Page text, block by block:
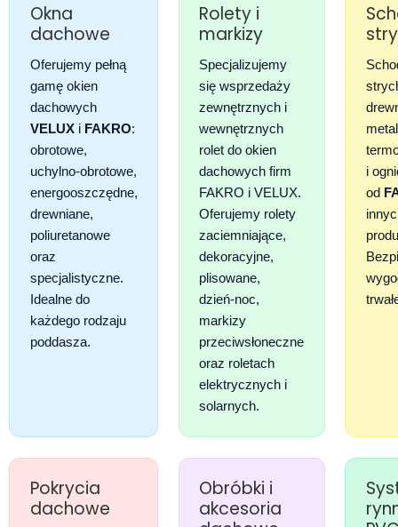
Okna
dachowe
Oferujemy pełną
gamę okien
dachowych
VELUXi FAKRO:
obrotowe,
uchylno‑obrotowe,
energooszczędne,
drewniane,
poliuretanowe
oraz
specjalistyczne.
Idealne do
każdego rodzaju
poddasza.
Rolety i
markizy
Specjalizujemy
się wsprzedaży
zewnętrznych i
wewnętrznych
rolet do okien
dachowych firm
FAKRO i VELUX.
Oferujemy rolety
zaciemniające,
dekoracyjne,
plisowane,
dzień‑noc,
markizy
przeciwsłoneczne
oraz roletach
elektrycznych i
solarnych.
i
od
Pokrycia
dachowe
Obróbki i
akcesoria